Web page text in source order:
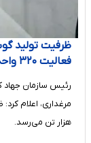
فعالیت ۳۲۰ واحد مرغداری در استان
هزار تن می‌رسد.